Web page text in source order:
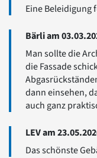
Eine Beleidigung
Bärli am
Man sollte die
die Fassade
dann einsehen,
auch ganz
LEV am
Das schönste